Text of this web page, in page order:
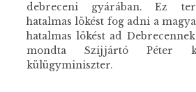
debreceni gyárában. Ez
hatalmas lökést fog adni a
hatalmas lökést ad
mondta Szijjártó Péter
külügyminiszter.